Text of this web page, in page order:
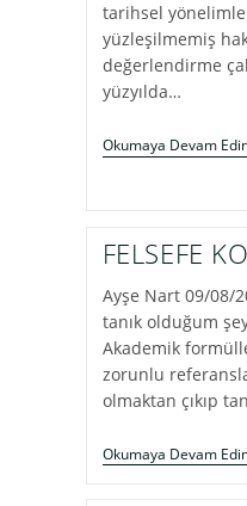
tarihsel
yüzleşilmemiş
değerlendirme
yüzyılda…
Okumaya Devam
FELSEFE
Ayşe Nart 09/08/
tanık olduğum
Akademik
zorunlu
olmaktan çıkıp
Okumaya Devam